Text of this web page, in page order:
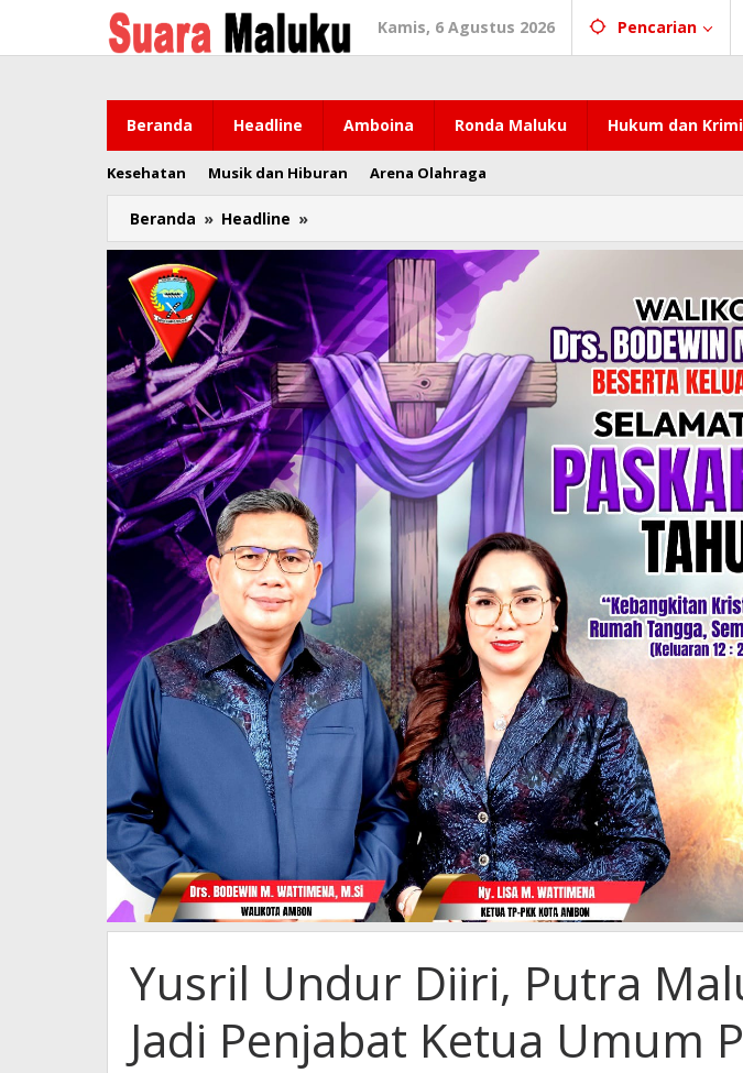
konten
Kamis, 6 Agustus 2026 Pencarian
Beranda Headline Amboina Ronda Maluku Hukum dan
Kesehatan Musik dan Hiburan Arena Olahraga
Beranda » Headline »
Undur
Putra
Maluku
Dipilih
Jadi
Penjabat
Ketua
Umum
PBB
Yusril Undur Diiri, Putra
Jadi Penjabat Ketua Umum